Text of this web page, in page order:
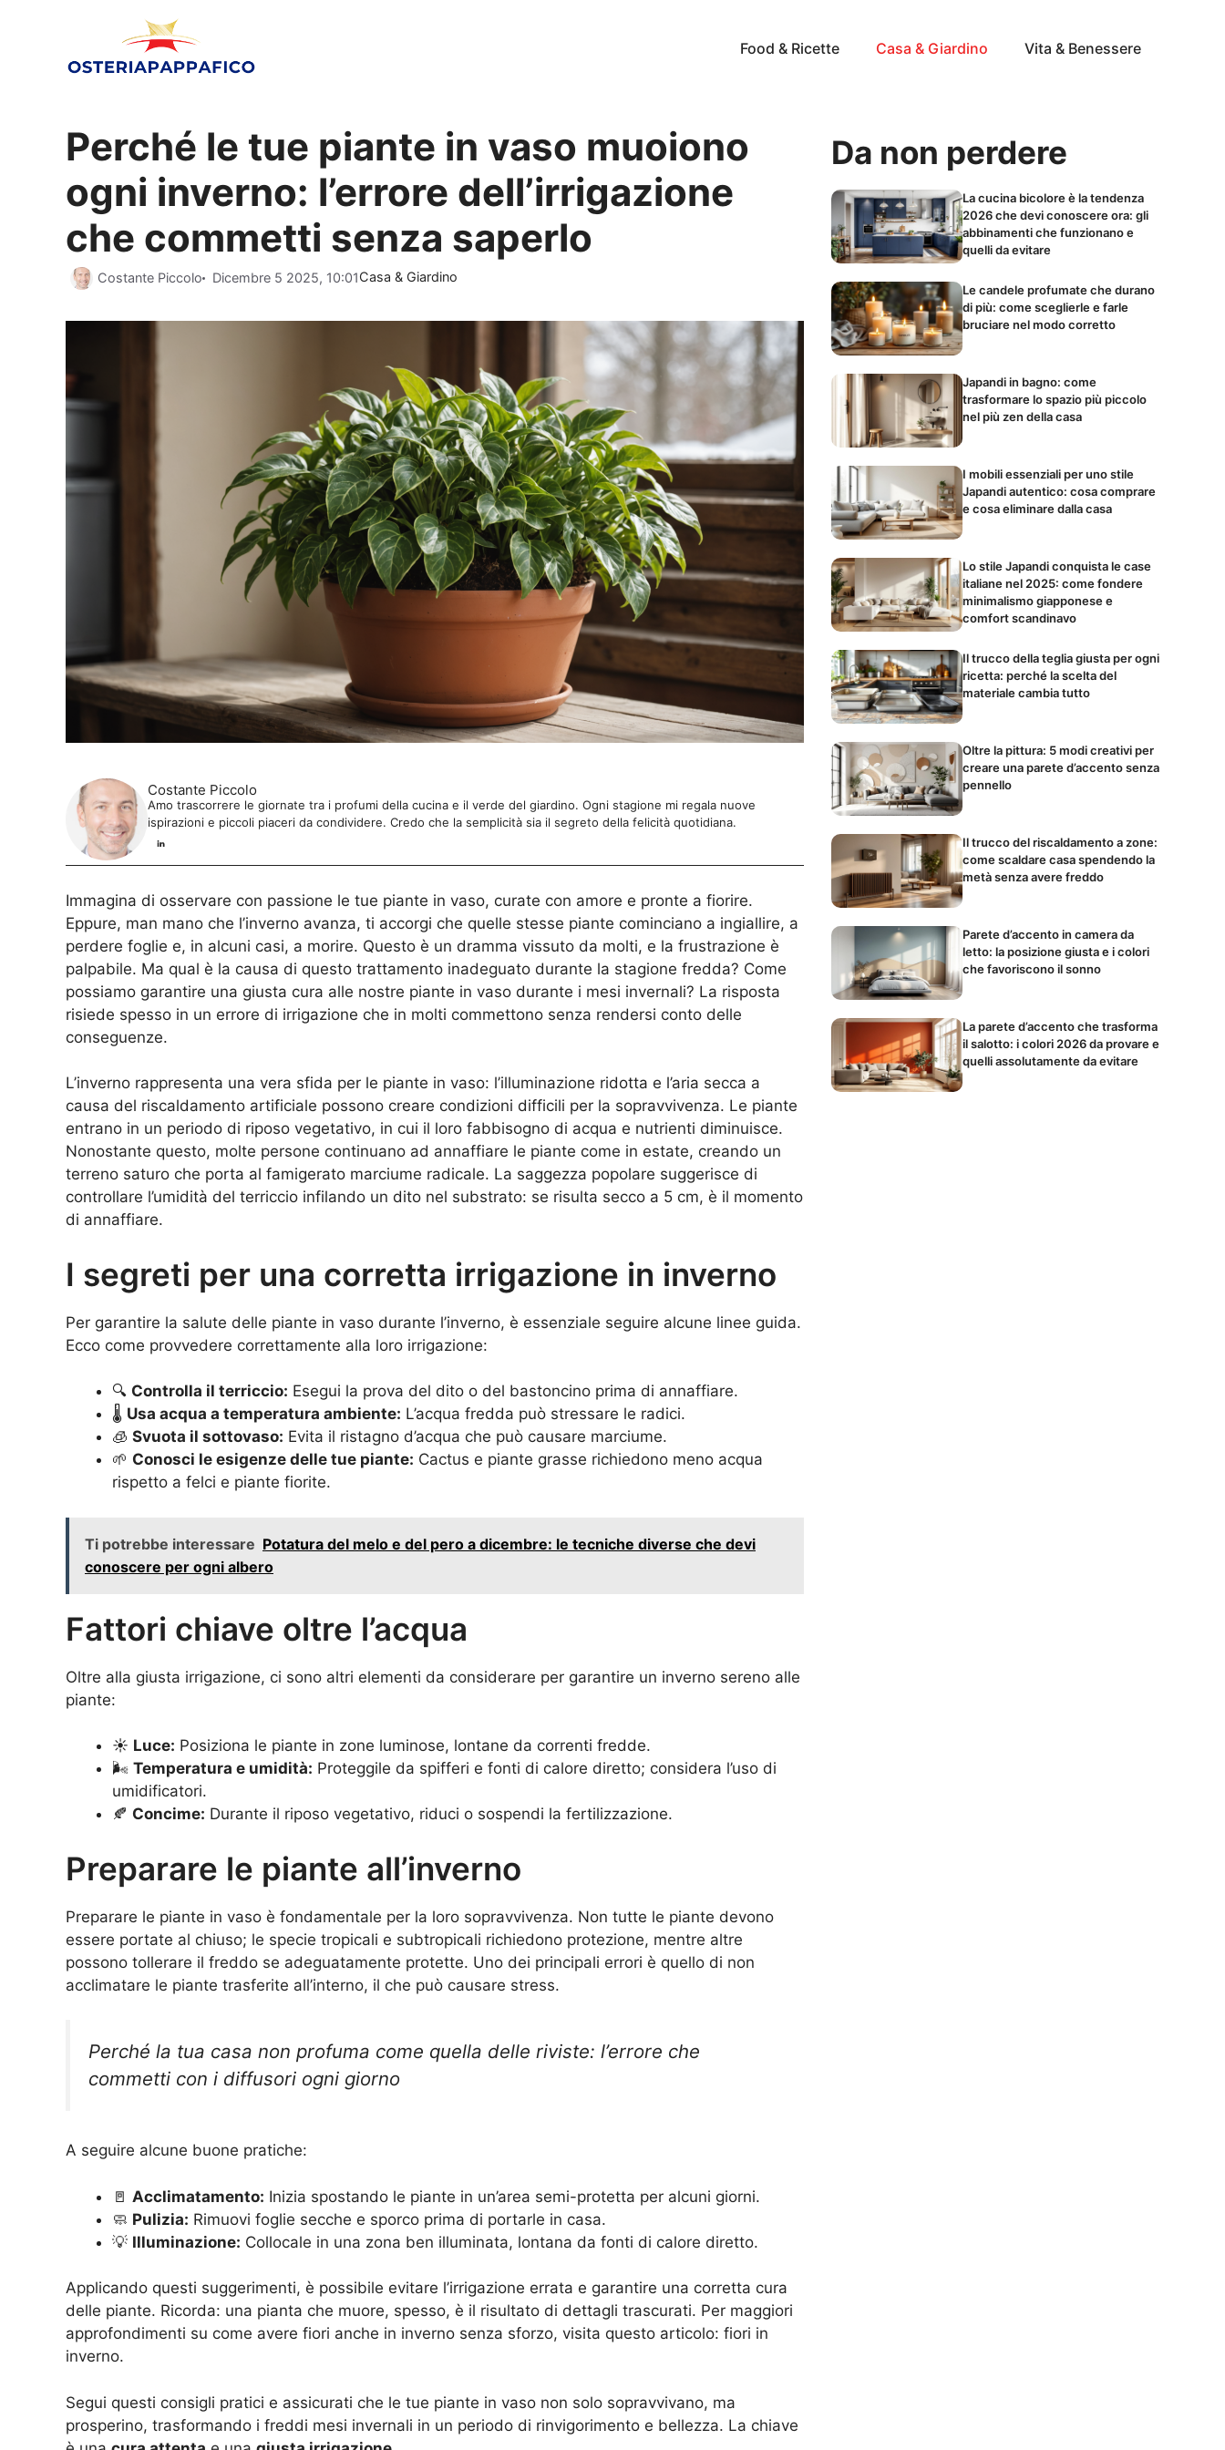
Food & Ricette Casa & Giardino Vita & Benessere
Perché le tue piante in vaso muoiono
ogni inverno: l’errore dell’irrigazione
che commetti senza saperlo
Costante Piccolo Dicembre 5 2025, 10:01Categorie
Casa & Giardino
Costante Piccolo
Amo trascorrere le giornate tra i profumi della cucina e il verde del giardino. Ogni stagione mi regala nuove
ispirazioni e piccoli piaceri da condividere. Credo che la semplicità sia il segreto della felicità quotidiana.
Immagina di osservare con passione le tue piante in vaso, curate con amore e pronte a fiorire.
Eppure, man mano che l’inverno avanza, ti accorgi che quelle stesse piante cominciano a ingiallire, a
perdere foglie e, in alcuni casi, a morire. Questo è un dramma vissuto da molti, e la frustrazione è
palpabile. Ma qual è la causa di questo trattamento inadeguato durante la stagione fredda? Come
possiamo garantire una giusta cura alle nostre piante in vaso durante i mesi invernali? La risposta
risiede spesso in un errore di irrigazione che in molti commettono senza rendersi conto delle
conseguenze.
L’inverno rappresenta una vera sfida per le piante in vaso: l’illuminazione ridotta e l’aria secca a
causa del riscaldamento artificiale possono creare condizioni difficili per la sopravvivenza. Le piante
entrano in un periodo di riposo vegetativo, in cui il loro fabbisogno di acqua e nutrienti diminuisce.
Nonostante questo, molte persone continuano ad annaffiare le piante come in estate, creando un
terreno saturo che porta al famigerato marciume radicale. La saggezza popolare suggerisce di
controllare l’umidità del terriccio infilando un dito nel substrato: se risulta secco a 5 cm, è il momento
di annaffiare.
I segreti per una corretta irrigazione in inverno
Per garantire la salute delle piante in vaso durante l’inverno, è essenziale seguire alcune linee guida.
Ecco come provvedere correttamente alla loro irrigazione:
🔍 Controlla il terriccio: Esegui la prova del dito o del bastoncino prima di annaffiare.
🌡️ Usa acqua a temperatura ambiente: L’acqua fredda può stressare le radici.
🧊 Svuota il sottovaso: Evita il ristagno d’acqua che può causare marciume.
🌱 Conosci le esigenze delle tue piante: Cactus e piante grasse richiedono meno acqua
rispetto a felci e piante fiorite.
Ti potrebbe interessare Potatura del melo e del pero a dicembre: le tecniche diverse che devi
conoscere per ogni albero
Fattori chiave oltre l’acqua
Oltre alla giusta irrigazione, ci sono altri elementi da considerare per garantire un inverno sereno alle
piante:
☀️ Luce: Posiziona le piante in zone luminose, lontane da correnti fredde.
🌬️ Temperatura e umidità: Proteggile da spifferi e fonti di calore diretto; considera l’uso di
umidificatori.
🍂 Concime: Durante il riposo vegetativo, riduci o sospendi la fertilizzazione.
Preparare le piante all’inverno
Preparare le piante in vaso è fondamentale per la loro sopravvivenza. Non tutte le piante devono
essere portate al chiuso; le specie tropicali e subtropicali richiedono protezione, mentre altre
possono tollerare il freddo se adeguatamente protette. Uno dei principali errori è quello di non
acclimatare le piante trasferite all’interno, il che può causare stress.
Perché la tua casa non profuma come quella delle riviste: l’errore che
commetti con i diffusori ogni giorno
A seguire alcune buone pratiche:
🚪 Acclimatamento: Inizia spostando le piante in un’area semi-protetta per alcuni giorni.
🧼 Pulizia: Rimuovi foglie secche e sporco prima di portarle in casa.
💡 Illuminazione: Collocale in una zona ben illuminata, lontana da fonti di calore diretto.
Applicando questi suggerimenti, è possibile evitare l’irrigazione errata e garantire una corretta cura
delle piante. Ricorda: una pianta che muore, spesso, è il risultato di dettagli trascurati. Per maggiori
approfondimenti su come avere fiori anche in inverno senza sforzo, visita questo articolo: fiori in
inverno.
Segui questi consigli pratici e assicurati che le tue piante in vaso non solo sopravvivano, ma
prosperino, trasformando i freddi mesi invernali in un periodo di rinvigorimento e bellezza. La chiave
Da non perdere
La cucina bicolore è la tendenza
2026 che devi conoscere ora: gli
abbinamenti che funzionano e
quelli da evitare
Le candele profumate che durano
di più: come sceglierle e farle
bruciare nel modo corretto
Japandi in bagno: come
trasformare lo spazio più piccolo
nel più zen della casa
I mobili essenziali per uno stile
Japandi autentico: cosa comprare
e cosa eliminare dalla casa
Lo stile Japandi conquista le case
italiane nel 2025: come fondere
minimalismo giapponese e
comfort scandinavo
Il trucco della teglia giusta per ogni
ricetta: perché la scelta del
materiale cambia tutto
Oltre la pittura: 5 modi creativi per
creare una parete d’accento senza
pennello
Il trucco del riscaldamento a zone:
come scaldare casa spendendo la
metà senza avere freddo
Parete d’accento in camera da
letto: la posizione giusta e i colori
che favoriscono il sonno
La parete d’accento che trasforma
il salotto: i colori 2026 da provare e
quelli assolutamente da evitare